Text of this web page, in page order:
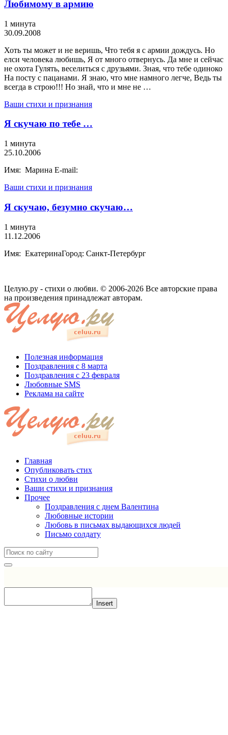
Любимому в армию
1 минута
30.09.2008
Хоть ты может и не веришь, Что тебя я с армии дождусь. Но
елси человека любишь, Я от много отвернусь. Да мне и сейчас
не охота Гулять, веселиться с друзьями. Зная, что тебе одиноко
На посту с пацанами. Я знаю, что мне намного легче, Ведь ты
всегда в строю!!! Но знай, что и мне не …
Ваши стихи и признания
Я скучаю по тебе …
1 минута
25.10.2006
Имя: Марина E-mail:
Ваши стихи и признания
Я скучаю, безумно скучаю…
1 минута
11.12.2006
Имя: ЕкатеринаГород: Санкт-Петербург
Целую.ру - стихи о любви. © 2006-2026 Все авторские права
на произведения принадлежат авторам.
Полезная информация
Поздравления с 8 марта
Поздравления с 23 февраля
Любовные SMS
Реклама на сайте
Главная
Опубликовать стих
Стихи о любви
Ваши стихи и признания
Прочее
Поздравления с днем Валентина
Любовные истории
Любовь в письмах выдающихся людей
Письмо солдату
Insert